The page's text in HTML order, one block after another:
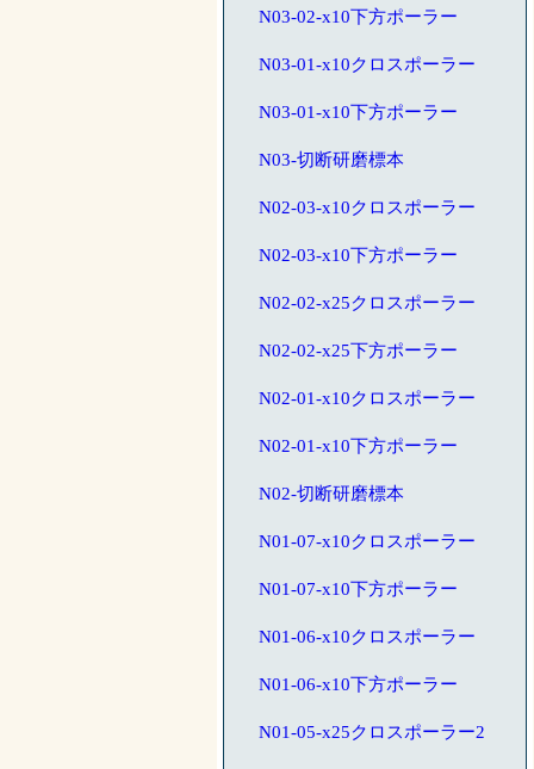
N03-02-x10下方ポーラー
N03-01-x10クロスポーラー
N03-01-x10下方ポーラー
N03-切断研磨標本
N02-03-x10クロスポーラー
N02-03-x10下方ポーラー
N02-02-x25クロスポーラー
N02-02-x25下方ポーラー
N02-01-x10クロスポーラー
N02-01-x10下方ポーラー
N02-切断研磨標本
N01-07-x10クロスポーラー
N01-07-x10下方ポーラー
N01-06-x10クロスポーラー
N01-06-x10下方ポーラー
N01-05-x25クロスポーラー2